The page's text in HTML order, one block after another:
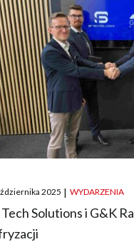
2025 | WYDARZENIA
Tech Solutions i G&K